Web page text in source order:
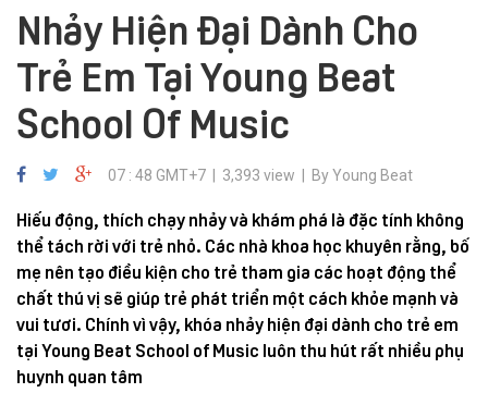
Nhảy Hiện Đại Dành Cho
Trẻ Em Tại Young Beat
School Of Music
07 : 48 GMT+7 | 3,393 view | By Young Beat
Hiếu động, thích chạy nhảy và khám phá là đặc tính không
thể tách rời với trẻ nhỏ. Các nhà khoa học khuyên rằng, bố
mẹ nên tạo điều kiện cho trẻ tham gia các hoạt động thể
chất thú vị sẽ giúp trẻ phát triển một cách khỏe mạnh và
vui tươi. Chính vì vậy, khóa nhảy hiện đại dành cho trẻ em
tại Young Beat School of Music luôn thu hút rất nhiều phụ
huynh quan tâm